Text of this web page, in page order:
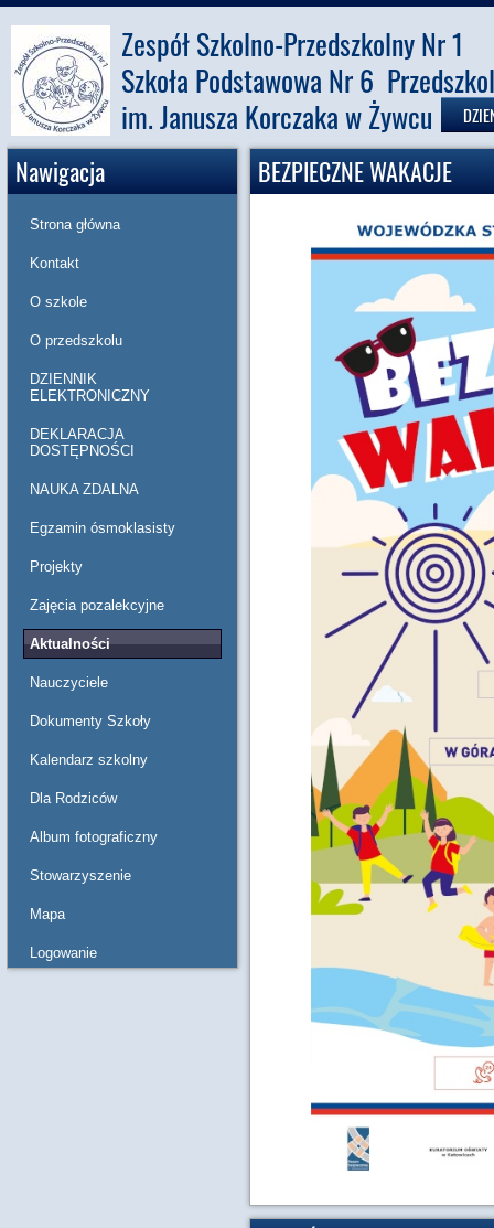
Zespół Szkolno-Przedszkolny Nr 1
Szkoła Podstawowa Nr 6
im. Janusza Korczaka w Żywcu
Nawigacja
Strona główna
Kontakt
O szkole
O przedszkolu
DZIENNIK
ELEKTRONICZNY
DEKLARACJA
DOSTĘPNOŚCI
NAUKA ZDALNA
Egzamin ósmoklasisty
Projekty
Zajęcia pozalekcyjne
Aktualności
Nauczyciele
Dokumenty Szkoły
Kalendarz szkolny
Dla Rodziców
Album fotograficzny
Stowarzyszenie
Mapa
Logowanie
BEZPIECZNE WAKACJE